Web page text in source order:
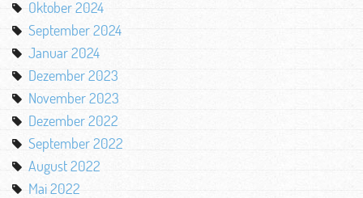
Oktober 2024
September 2024
Januar 2024
Dezember 2023
November 2023
Dezember 2022
September 2022
August 2022
Mai 2022